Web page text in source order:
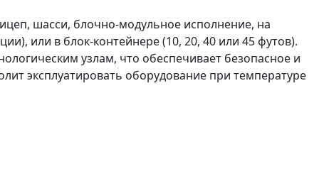
шасси, блочно-модульное исполнение, на
или в блок-контейнере (10, 20, 40 или 45 футов).
узлам, что обеспечивает безопасное и
эксплуатировать оборудование при температуре